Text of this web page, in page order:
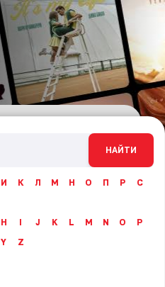
НАЙТИ
И К Л М Н О П Р
С
H I J K L M N O
P
Y Z